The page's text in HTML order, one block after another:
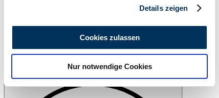
analysieren. Außerdem geben wir Informationen zu Ihrer
Verwendung unserer Website an unsere Partner für
soziale Medien, Werbung und Analysen weiter. Unsere
Partner führen diese Informationen möglicherweise mit
Details zeigen
Cookies zulassen
Nur notwendige Cookies